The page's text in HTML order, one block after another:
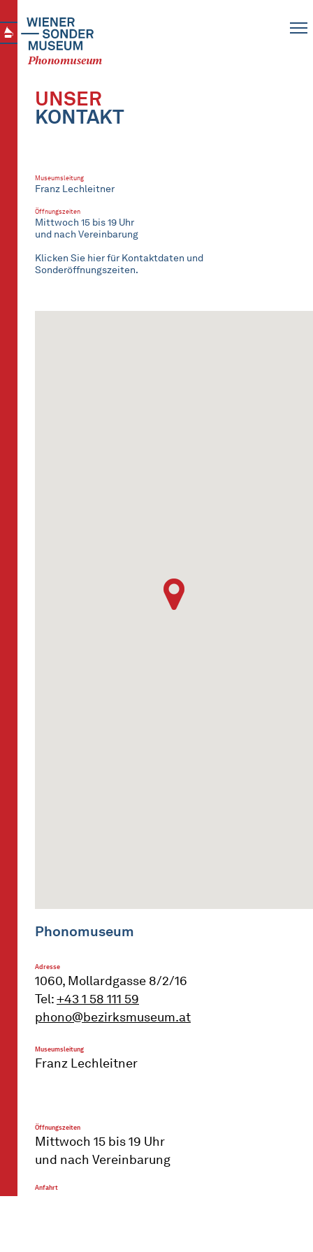
Phonomuseum
UNSER
KONTAKT
Museumsleitung
Franz Lechleitner
Öffnungszeiten
Mittwoch 15 bis 19 Uhr
und nach Vereinbarung
Klicken Sie hier für Kontaktdaten und
Sonderöffnungszeiten.
Phonomuseum
Adresse
1060, Mollardgasse 8/2/16
Tel:+43 1 58 111 59
phono@bezirksmuseum.at
Museumsleitung
Franz Lechleitner
Öffnungszeiten
Mittwoch 15 bis 19 Uhr
und nach Vereinbarung
Anfahrt